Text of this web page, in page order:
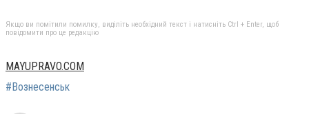
Якщо ви помітили помилку, виділіть необхідний текст і натисніть Ctrl + Enter, щоб
повідомити про це редакцію
MAYUPRAVO.COM
#Вознесенськ